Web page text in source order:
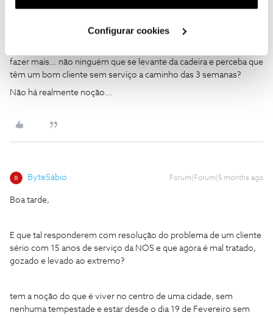
utilização dos cookies clicando em "Configurar
Configurar cookies
Isto é qualidade de serviço que apregoam?
fazer mais… não ninguém que se levante da cadeira e perceba que
têm um bom cliente sem serviço a caminho das 3 semanas?
Não há realmente noção...
ByteSábio Forum|Forum|5 months ago
Boa tarde,
E que tal responderem com resolução do problema de um cliente
sério com 15 anos de serviço da NOS e que agora é mal tratado,
gozado e levado ao extremo?
tem a noção do que é viver no centro de uma cidade, sem
nenhuma tempestade e estar desde o dia 19 de Fevereiro sem